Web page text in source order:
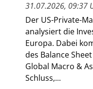
31.07.2026, 09:37
Der US-Private-
analysiert die
Europa. Dabei
des Balance
Global Macro &
Schluss,...